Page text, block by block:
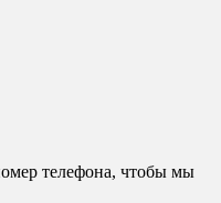
телефона, чтобы мы